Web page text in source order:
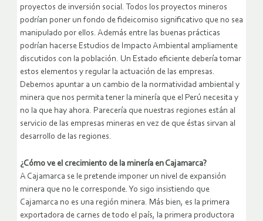
proyectos de inversión social. Todos los proyectos mineros
podrían poner un fondo de fideicomiso significativo que no sea
manipulado por ellos. Además entre las buenas prácticas
podrían hacerse Estudios de Impacto Ambiental ampliamente
discutidos con la población. Un Estado eficiente debería tomar
estos elementos y regular la actuación de las empresas.
Debemos apuntar a un cambio de la normatividad ambiental y
minera que nos permita tener la minería que el Perú necesita y
no la que hay ahora. Parecería que nuestras regiones están al
servicio de las empresas mineras en vez de que éstas sirvan al
desarrollo de las regiones.
¿Cómo ve el crecimiento de la minería en Cajamarca?
A Cajamarca se le pretende imponer un nivel de expansión
minera que no le corresponde. Yo sigo insistiendo que
Cajamarca no es una región minera. Más bien, es la primera
exportadora de carnes de todo el país, la primera productora